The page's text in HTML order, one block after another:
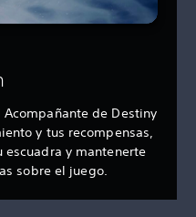
de Destiny
y tus recompensas,
y mantenerte
sobre el juego.